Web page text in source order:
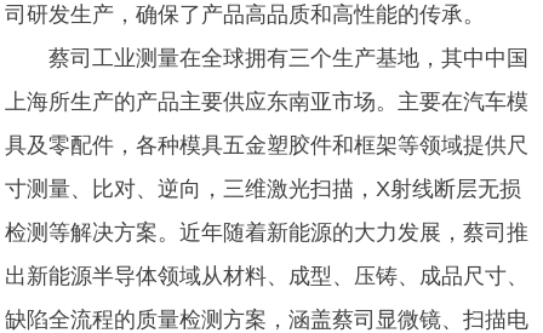
司研发生产，确保了产品高品质和高性能的传承。
蔡司工业测量在全球拥有三个生产基地，其中中国
上海所生产的产品主要供应东南亚市场。主要在汽车模
具及零配件，各种模具五金塑胶件和框架等领域提供尺
寸测量、比对、逆向，三维激光扫描，X射线断层无损
检测等解决方案。近年随着新能源的大力发展，蔡司推
出新能源半导体领域从材料、成型、压铸、成品尺寸、
缺陷全流程的质量检测方案，涵盖蔡司显微镜、扫描电